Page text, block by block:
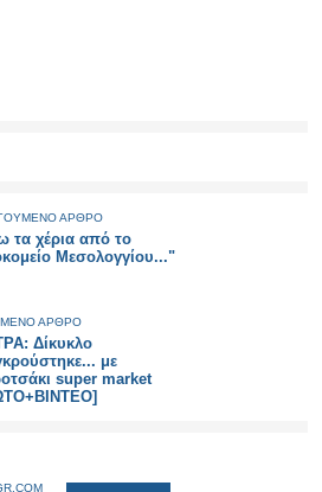
ΑΡΘΡΟ
τα χέρια από το
Μεσολογγίου..."
ΑΡΘΡΟ
Δίκυκλο
με
super market